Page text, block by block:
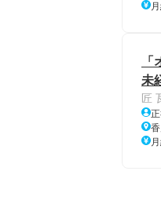
未
匠